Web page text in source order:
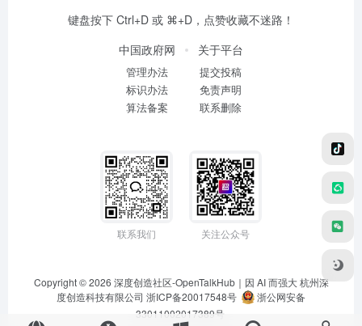
键盘按下 Ctrl+D 或 ⌘+D，点赞收藏不迷路！
中国政府网
管理办法
标识办法
算法备案
关于平台
提交投稿
免责声明
联系删除
联系我们 关注公众号
Copyright © 2026 深度创造社区-OpenTalkHub｜因 AI 而强大 杭州深
度创造科技有限公司 浙ICP备20017548号
浙公网安备
33011002017389号